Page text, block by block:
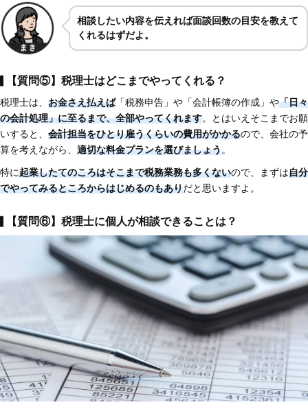
相談したい内容を伝えれば面談回数の目安を教えて
くれるはずだよ。
【質問⑤】税理士はどこまでやってくれる？
税理士は、 お金さえ払えば「税務申告」や「会計帳簿の作成」や「日々
の会計処理」に至るまで、全部やってくれます。とはいえそこまでお願
いすると、 会計担当をひとり雇うくらいの費用がかかるので、会社の予
算を考えながら、 適切な料金プランを選びましょう。
特に起業したてのころはそこまで税務業務も多くないので、まずは自分
でやってみるところからはじめるのもありだと思いますよ。
【質問⑥】税理士に個人が相談できることは？